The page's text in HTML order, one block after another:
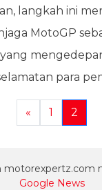
langkah ini
MotoGP
para
« 1 2
motorexpertz.com
Google News